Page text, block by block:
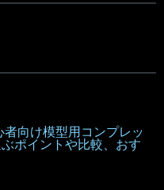
者向け模型用コンプレッ
ポイントや比較、おす